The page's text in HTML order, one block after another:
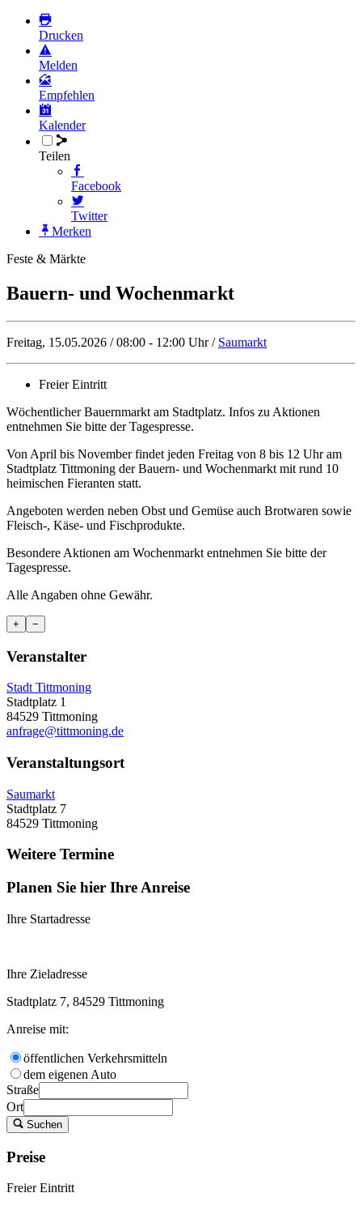
Drucken
Melden
Empfehlen
Kalender
Teilen
Facebook
Twitter
Merken
Feste & Märkte
Bauern- und Wochenmarkt
Freitag, 15.05.2026 / 08:00 - 12:00 Uhr / Saumarkt
Freier Eintritt
Wöchentlicher Bauernmarkt am Stadtplatz. Infos zu Aktionen
entnehmen Sie bitte der Tagespresse.
Von April bis November findet jeden Freitag von 8 bis 12 Uhr am
Stadtplatz Tittmoning der Bauern- und Wochenmarkt mit rund 10
heimischen Fieranten statt.
Angeboten werden neben Obst und Gemüse auch Brotwaren sowie
Fleisch-, Käse- und Fischprodukte.
Besondere Aktionen am Wochenmarkt entnehmen Sie bitte der
Tagespresse.
Alle Angaben ohne Gewähr.
+ −
Veranstalter
Stadt Tittmoning
Stadtplatz 1
84529 Tittmoning
anfrage@tittmoning.de
Veranstaltungsort
Saumarkt
Stadtplatz 7
84529 Tittmoning
Weitere Termine
Planen Sie hier Ihre Anreise
Ihre Startadresse
Ihre Zieladresse
Stadtplatz 7, 84529 Tittmoning
Anreise mit:
öffentlichen Verkehrsmitteln
dem eigenen Auto
Straße
Ort
Suchen
Preise
Freier Eintritt